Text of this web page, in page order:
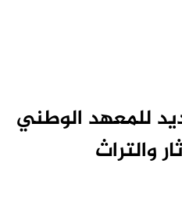
للمعهد الوطني
والتراث